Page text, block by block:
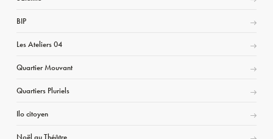
BIP
Les Ateliers 04
Quartier Mouvant
Quartiers Pluriels
Ilo citoyen
Noël au Théâtre